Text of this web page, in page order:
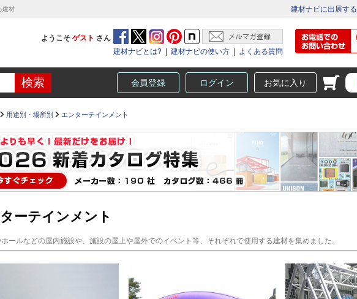
建材 建材ナビに出展する
ようこそ ゲスト さん
建材ナビとは?
建材ナビの使い方 よくある質問
会員登録 ログイン お気に入り
用途別・場所別 エンターテインメント
ーテインメント
ールなどの屋内施設や、施設の屋上や屋外でのイベント等、それぞれで使用する建材を集めました。